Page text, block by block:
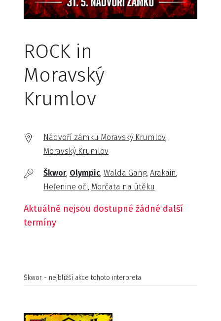
ROCK in
Moravský
Krumlov
Nádvoří zámku Moravský Krumlov,
Moravský Krumlov
Škwor Olympic Walda Gang Arakain
Heľenine oči Morčata na útěku
Aktuálně nejsou dostupné žádné další
termíny
Škwor - nejbližší akce tohoto interpreta